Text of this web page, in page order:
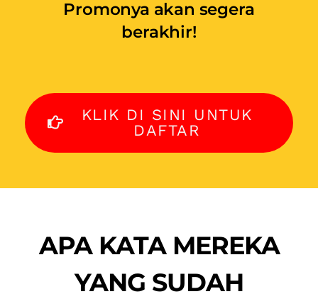
Promonya akan segera
berakhir!
KLIK DI SINI UNTUK
DAFTAR
APA KATA MEREKA
YANG SUDAH